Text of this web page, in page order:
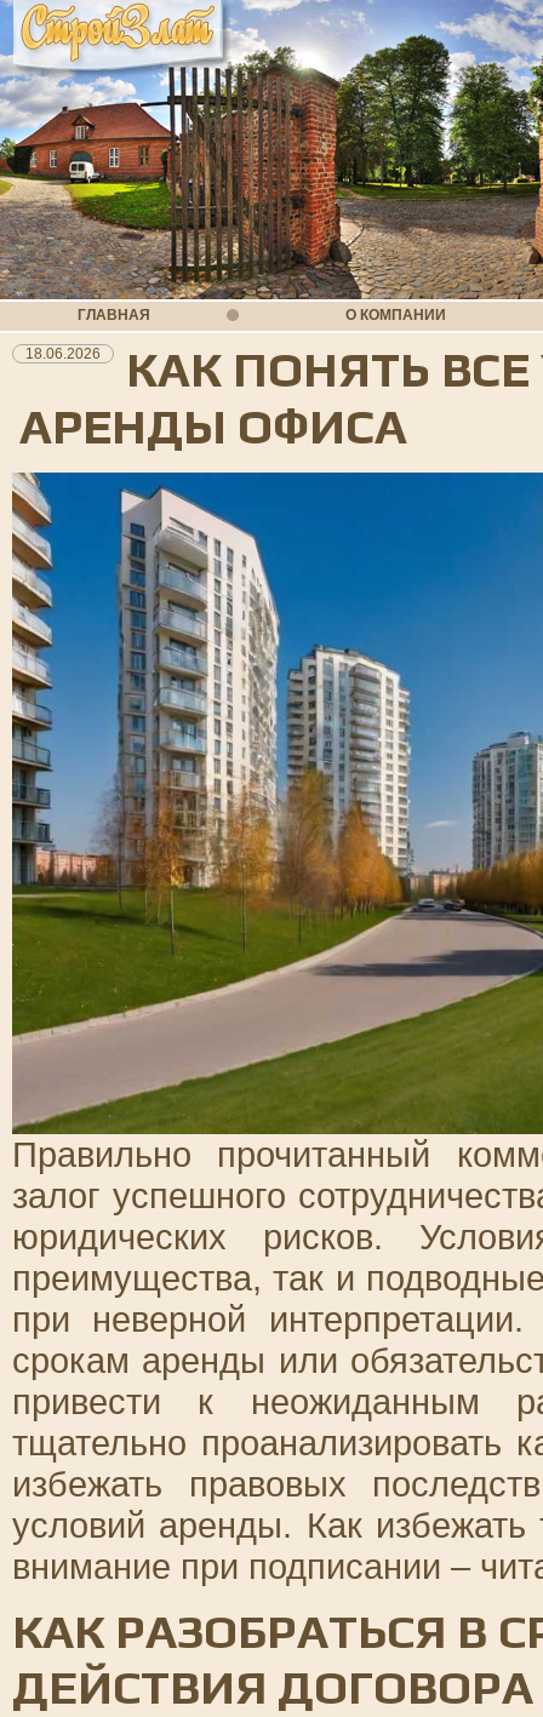
ГЛАВНАЯ О КОМПАНИИ
18.06.2026
КАК ПОНЯТЬ
АРЕНДЫ ОФИСА
Правильно прочитанный
залог успешного
юридических рисков.
преимущества, так и
при неверной
срокам аренды или
привести к неожиданным
тщательно проанализировать
избежать правовых
условий аренды. Как избежать
внимание при подписании –
КАК РАЗОБРАТЬСЯ В
ДЕЙСТВИЯ ДОГОВОРА